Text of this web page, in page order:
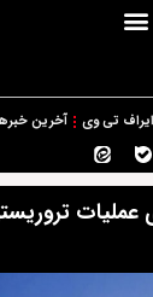
ایراف تی وی آخرین